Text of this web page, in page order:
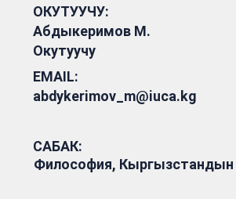
САБАК:
Философия,
ОКУТУУЧУ:
Абдыкеримов М.
Окутуучу
EMAIL:
abdykerimov_m@iuca.kg